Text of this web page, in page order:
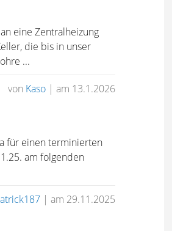
eine Zentralheizung
die bis in unser
...
von Kaso | am 13.1.2026
für einen terminierten
am folgenden
| am 29.11.2025